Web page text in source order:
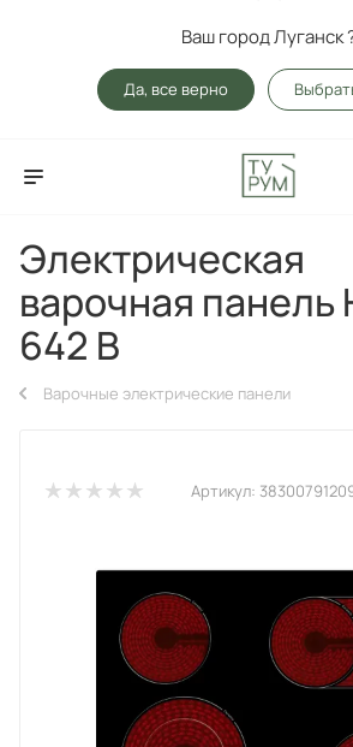
Ваш город Луганск
Да, все верно
Электрическая
варочная панель
642 B
Варочные электрические панели
Артикул: